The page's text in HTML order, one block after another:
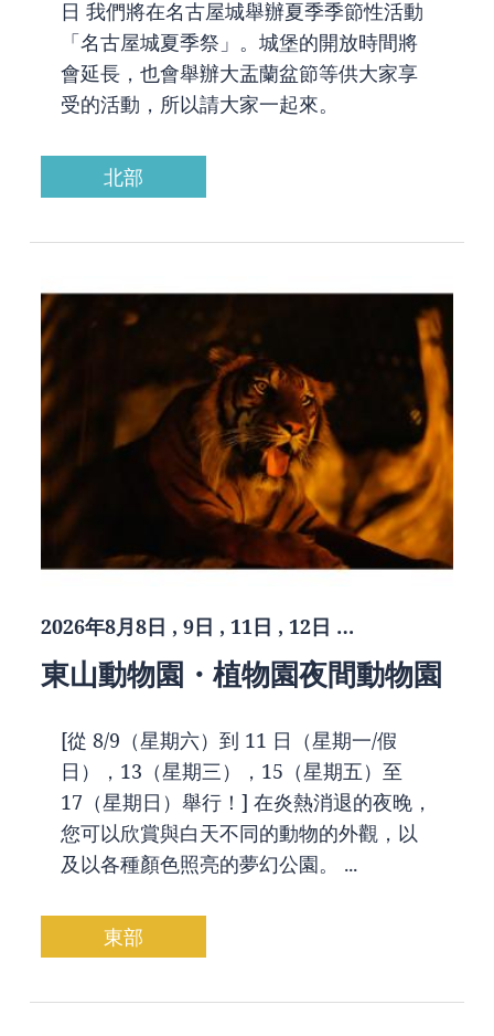
日 我們將在名古屋城舉辦夏季季節性活動
「名古屋城夏季祭」。城堡的開放時間將
會延長，也會舉辦大盂蘭盆節等供大家享
受的活動，所以請大家一起來。
北部
2026年8月8日 , 9日 , 11日 , 12日 …
東山動物園・植物園夜間動物園
[從 8/9（星期六）到 11 日（星期一/假
日），13（星期三），15（星期五）至
17（星期日）舉行！] 在炎熱消退的夜晚，
您可以欣賞與白天不同的動物的外觀，以
及以各種顏色照亮的夢幻公園。 ...
東部